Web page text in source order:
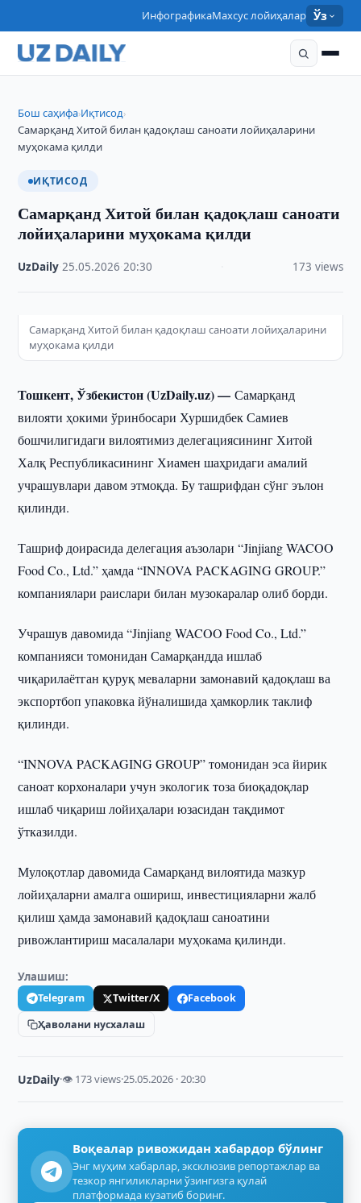
ИнфографикаМахсус лойиҳалар Ўз
Бош саҳифа›Иқтисод›
Самарқанд Хитой билан қадоқлаш саноати лойиҳаларини
муҳокама қилди
ИҚТИСОД
Самарқанд Хитой билан қадоқлаш саноати
лойиҳаларини муҳокама қилди
UzDaily ·25.05.2026 ·20:30 173 views
Самарқанд Хитой билан қадоқлаш саноати лойиҳаларини
муҳокама қилди
Тошкент, Ўзбекистон (UzDaily.uz) —Самарқанд
вилояти ҳокими ўринбосари Хуршидбек Самиев
бошчилигидаги вилоятимиз делегациясининг Хитой
Халқ Республикасининг Хиамен шаҳридаги амалий
учрашувлари давом этмоқда. Бу ташрифдан сўнг эълон
қилинди.
Ташриф доирасида делегация аъзолари “Jinjiang WACOO
Food Co., Ltd.” ҳамда “INNOVA PACKAGING GROUP.”
компаниялари раислари билан музокаралар олиб борди.
Учрашув давомида “Jinjiang WACOO Food Co., Ltd.”
компанияси томонидан Самарқандда ишлаб
чиқарилаётган қуруқ меваларни замонавий қадоқлаш ва
экспортбоп упаковка йўналишида ҳамкорлик таклиф
қилинди.
“INNOVA PACKAGING GROUP” томонидан эса йирик
саноат корхоналари учун экологик тоза биоқадоқлар
ишлаб чиқариш лойиҳалари юзасидан тақдимот
ўтказилди.
Мулоқотлар давомида Самарқанд вилоятида мазкур
лойиҳаларни амалга ошириш, инвестицияларни жалб
қилиш ҳамда замонавий қадоқлаш саноатини
ривожлантириш масалалари муҳокама қилинди.
Улашиш:
Telegram Twitter/X
Facebook
Ҳаволани нусхалаш
UzDaily·👁 173 views·25.05.2026 · 20:30
Воқеалар ривожидан хабардор бўлинг
Энг муҳим хабарлар, эксклюзив репортажлар ва
тезкор янгиликларни ўзингизга қулай
платформада кузатиб боринг.